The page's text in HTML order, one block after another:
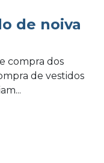
de noiva
compra dos
de vestidos